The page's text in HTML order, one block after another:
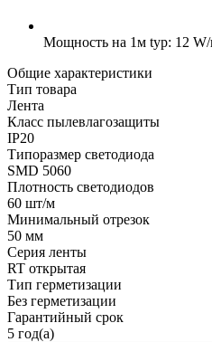
Мощность на 1м typ: 12
Общие характеристики
Тип товара
Лента
Класс пылевлагозащиты
IP20
Типоразмер светодиода
SMD 5060
Плотность светодиодов
60 шт/м
Минимальный отрезок
50 мм
Серия ленты
RT открытая
Тип герметизации
Без герметизации
Гарантийный срок
5 год(а)